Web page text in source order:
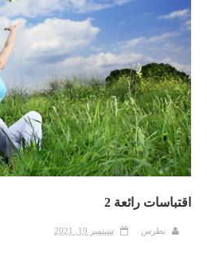
اقتباسات رائعة 2
بطرس سبتمبر 19, 2021